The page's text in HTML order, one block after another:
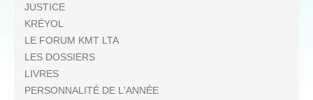
JUSTICE
KRÉYOL
LE FORUM KMT LTA
LES DOSSIERS
LIVRES
PERSONNALITÉ DE L'ANNÉE